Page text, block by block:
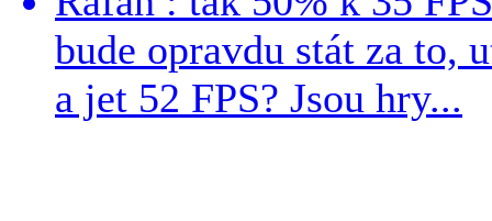
bude opravdu stát za to,
a jet 52 FPS? Jsou hry...